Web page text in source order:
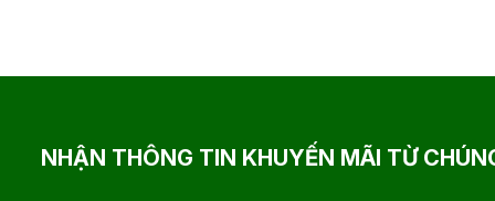
NHẬN THÔNG TIN KHUYẾN MÃI TỪ